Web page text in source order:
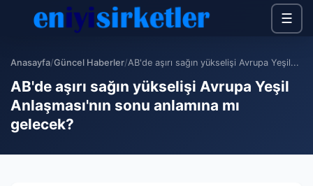
☰
Anasayfa/Güncel Haberler/AB'de aşırı sağın yükselişi Avrupa Yeşil...
AB'de aşırı sağın yükselişi Avrupa Yeşil
Anlaşması'nın sonu anlamına mı
gelecek?